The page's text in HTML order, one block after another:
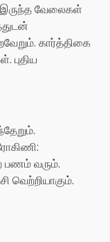
இருந்த வேலைகள்
கார்த்திகை
புதிய
பணம் வரும்.
வெற்றியாகும்.